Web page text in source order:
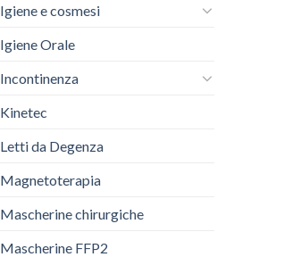
Igiene e cosmesi
Igiene Orale
Incontinenza
Kinetec
Letti da Degenza
Magnetoterapia
Mascherine chirurgiche
Mascherine FFP2